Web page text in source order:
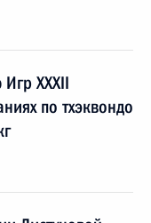
XXXII
по тхэквондо